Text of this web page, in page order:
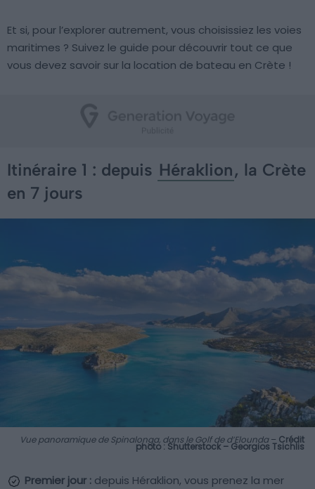
Et si, pour l’explorer autrement, vous choisissiez les voies
maritimes ? Suivez le guide pour découvrir tout ce que
vous devez savoir sur la location de bateau en Crète !
Itinéraire 1 : depuis Héraklion, la Crète
en 7 jours
Vue panoramique de Spinalonga, dans le Golf de d’Elounda– Crédit
photo : Shutterstock – Georgios Tsichlis
Premier jour : depuis Héraklion, vous prenez la mer